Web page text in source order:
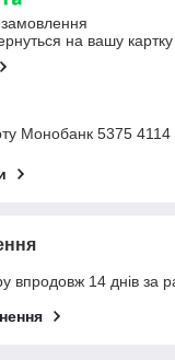
на вашу картку
Монобанк 5375
впродовж 14 днів за